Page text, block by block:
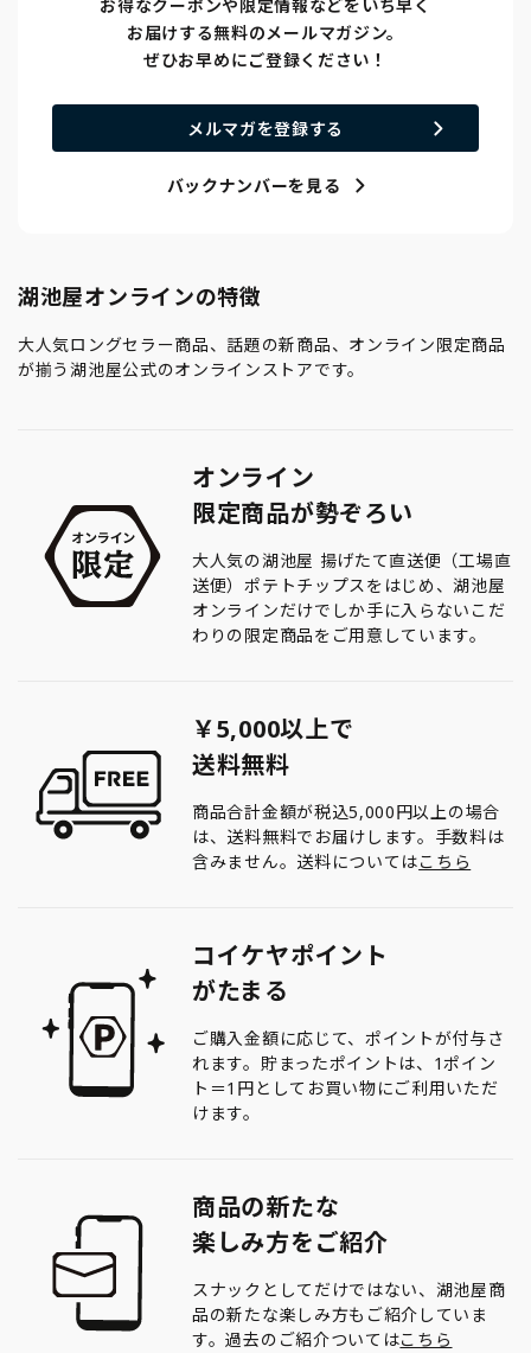
お得なクーポンや限定情報などをいち早く
お届けする無料のメールマガジン。
ぜひお早めにご登録ください！
メルマガを登録する
バックナンバーを見る
湖池屋オンラインの特徴
大人気ロングセラー商品、話題の新商品、オンライン限定商品
が揃う湖池屋公式のオンラインストアです。
オンライン
限定商品が勢ぞろい
大人気の湖池屋 揚げたて直送便（工場直
送便）ポテトチップスをはじめ、湖池屋
オンラインだけでしか手に入らないこだ
わりの限定商品をご用意しています。
￥5,000以上で
送料無料
商品合計金額が税込5,000円以上の場合
は、送料無料でお届けします。手数料は
含みません。送料についてはこちら
コイケヤポイント
がたまる
ご購入金額に応じて、ポイントが付与さ
れます。貯まったポイントは、1ポイン
ト＝1円としてお買い物にご利用いただ
けます。
商品の新たな
楽しみ方をご紹介
スナックとしてだけではない、湖池屋商
品の新たな楽しみ方もご紹介していま
す。過去のご紹介ついてはこちら